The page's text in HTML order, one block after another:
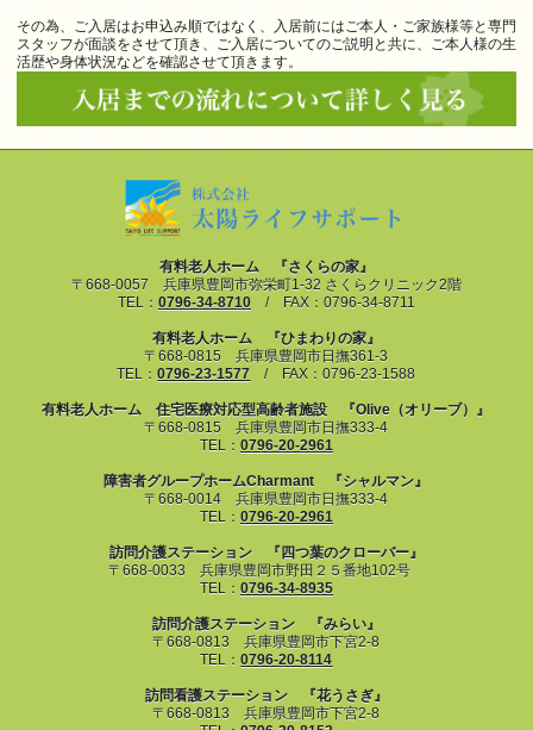
その為、ご入居はお申込み順ではなく、入居前にはご本人・ご家族様等と専門
スタッフが面談をさせて頂き、ご入居についてのご説明と共に、ご本人様の生
活歴や身体状況などを確認させて頂きます。
有料老人ホーム 『さくらの家』
〒668-0057 兵庫県豊岡市弥栄町1-32 さくらクリニック2階
TEL： 0796-34-8710/ FAX：0796-34-8711
有料老人ホーム 『ひまわりの家』
〒668-0815 兵庫県豊岡市日撫361-3
TEL：0796-23-1577 / FAX：0796-23-1588
有料老人ホーム 住宅医療対応型高齢者施設 『Olive（オリーブ）』
〒668-0815 兵庫県豊岡市日撫333-4
TEL： 0796-20-2961
障害者グループホームCharmant 『シャルマン』
〒668-0014 兵庫県豊岡市日撫333-4
TEL： 0796-20-2961
訪問介護ステーション 『四つ葉のクローバー』
〒668-0033 兵庫県豊岡市野田２５番地102号
TEL： 0796-34-8935
訪問介護ステーション 『みらい』
〒668-0813 兵庫県豊岡市下宮2-8
TEL：0796-20-8114
訪問看護ステーション 『花うさぎ』
〒668-0813 兵庫県豊岡市下宮2-8